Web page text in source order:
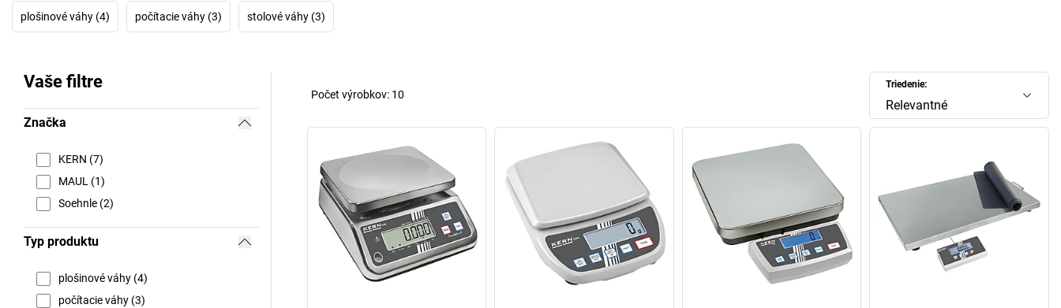
plošinové váhy (4) počítacie váhy (3) stolové váhy (3)
Vaše filtre
Značka
KERN (7)
MAUL (1)
Soehnle (2)
Typ produktu
plošinové váhy (4)
počítacie váhy (3)
Triedenie:
Relevantné
Počet výrobkov: 10